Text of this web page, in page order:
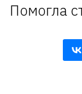
Помогла